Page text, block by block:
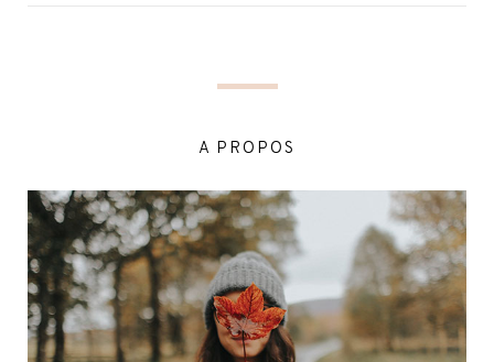
A PROPOS